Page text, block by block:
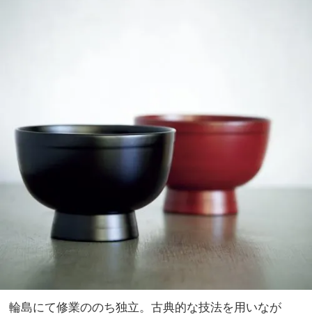
輪島にて修業ののち独立。古典的な技法を用いなが